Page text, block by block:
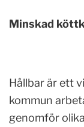
Minskad
Hållbar är ett
kommun
genomför